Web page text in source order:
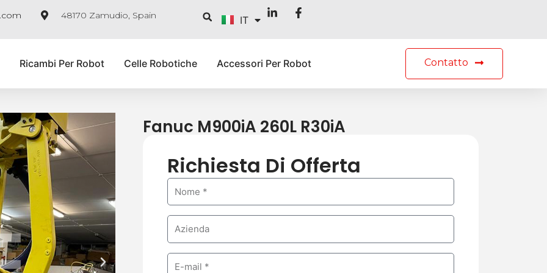
48170 Zamudio, Spain Cerca
IT
FR
Ricambi Per Robot Celle Robotiche Accessori Per Robot Contatto
S
Fanuc M900iA 260L R30iA
Richiesta Di Offerta
a
m
o
m